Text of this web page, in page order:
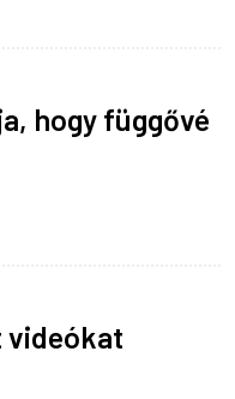
hogy függővé
videókat